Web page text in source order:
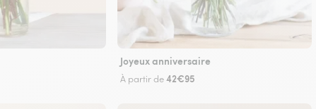
Joyeux anniversaire
À partir de42€95